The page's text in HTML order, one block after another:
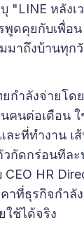
"LINE หลังเ
พูดคุยกับเพื่อ
มาถึงบ้านทุก
กำลังจ่ายโด
คนต่อเดือน
ะที่ทำงาน เ
วกัดกร่อนทีล
HR
คาที่ธุรกิจกำลั
ช้ได้จริง